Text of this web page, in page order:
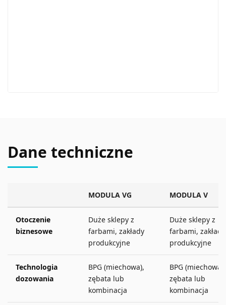
Dane techniczne
MODULA VG MODULA V
Otoczenie
biznesowe
Duże sklepy z
farbami, zakłady
produkcyjne
Duże sklepy z
farbami, zakłady
produkcyjne
Technologia
dozowania
BPG (miechowa),
zębata lub
kombinacja
BPG (miechowa),
zębata lub
kombinacja